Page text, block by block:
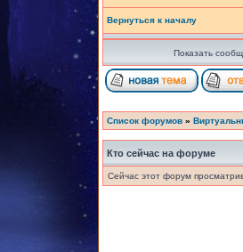
Вернуться к началу
Показать
Список форумов »
Кто сейчас на форуме
Сейчас этот форум